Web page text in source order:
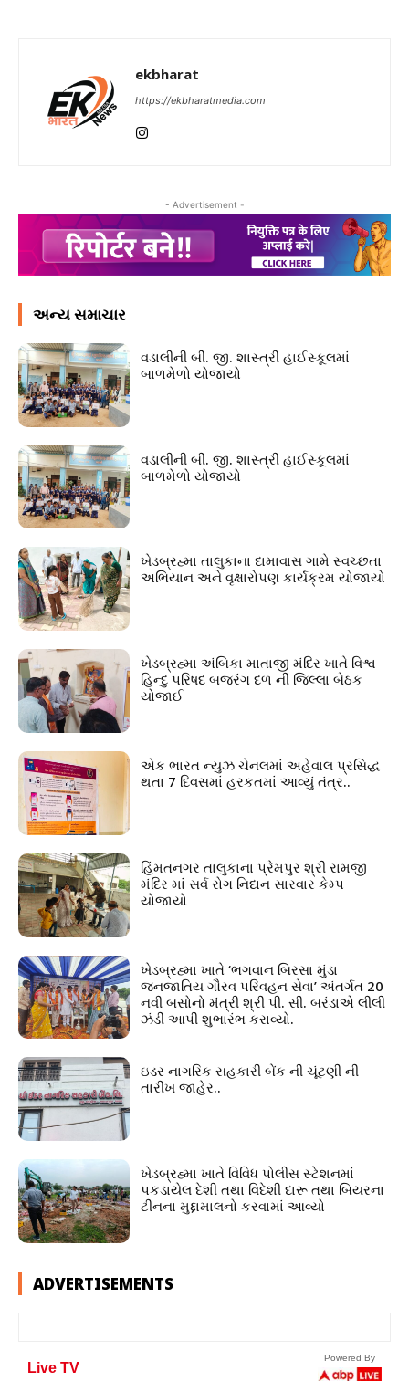
ekbharat
https://ekbharatmedia.com
- Advertisement -
અન્ય સમાચાર
વડાલીની બી. જી. શાસ્ત્રી હાઈસ્કૂલમાં
બાળમેળો યોજાયો
વડાલીની બી. જી. શાસ્ત્રી હાઈસ્કૂલમાં
બાળમેળો યોજાયો
ખેડબ્રહ્મા તાલુકાના દામાવાસ ગામે સ્વચ્છતા
અભિયાન અને વૃક્ષારોપણ કાર્યક્રમ યોજાયો
ખેડબ્રહ્મા અંબિકા માતાજી મંદિર ખાતે વિશ્વ
હિન્દુ પરિષદ બજરંગ દળ ની જિલ્લા બેઠક
યોજાઈ
એક ભારત ન્યુઝ ચેનલમાં અહેવાલ પ્રસિદ્ધ
થતા 7 દિવસમાં હરકતમાં આવ્યું તંત્ર..
હિંમતનગર તાલુકાના પ્રેમપુર શ્રી રામજી
મંદિર માં સર્વ રોગ નિદાન સારવાર કેમ્પ
યોજાયો
ખેડબ્રહ્મા ખાતે ‘ભગવાન બિરસા મુંડા
જનજાતિય ગૌરવ પરિવહન સેવા’ અંતર્ગત 20
નવી બસોનો મંત્રી શ્રી પી. સી. બરંડાએ લીલી
ઝંડી આપી શુભારંભ કરાવ્યો.
ઇડર નાગરિક સહકારી બેંક ની ચૂંટણી ની
તારીખ જાહેર..
ખેડબ્રહ્મા ખાતે વિવિધ પોલીસ સ્ટેશનમાં
પકડાયેલ દેશી તથા વિદેશી દારૂ તથા બિયરના
ટીનના મુદ્દામાલનો કરવામાં આવ્યો
ADVERTISEMENTS